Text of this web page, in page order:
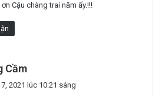
Cậu chàng trai năm ấy.!!!
Cầm
i
2021 lúc 10:21 sáng